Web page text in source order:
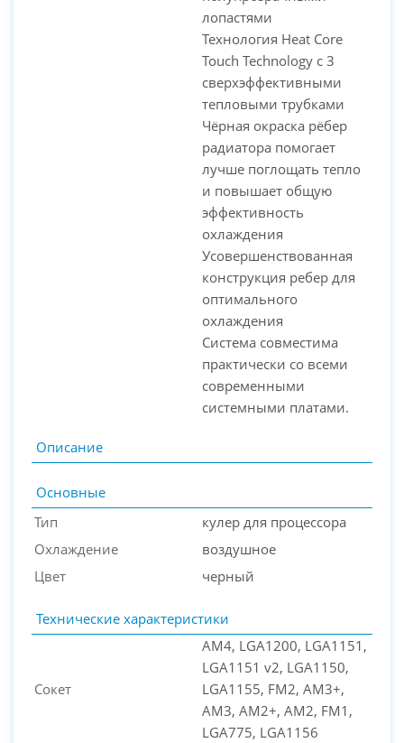
лопастями
Технология Heat Core
Touch Technology с 3
сверхэффективными
тепловыми трубками
Чёрная окраска рёбер
радиатора помогает
лучше поглощать тепло
и повышает общую
эффективность
охлаждения
Усовершенствованная
конструкция ребер для
оптимального
охлаждения
Система совместима
практически со всеми
современными
системными платами.
Описание
Основные
Тип
кулер для процессора
Охлаждение
воздушное
Цвет
черный
Технические характеристики
Сокет
AM4, LGA1200, LGA1151,
LGA1151 v2, LGA1150,
LGA1155, FM2, AM3+,
AM3, AM2+, AM2, FM1,
LGA775, LGA1156